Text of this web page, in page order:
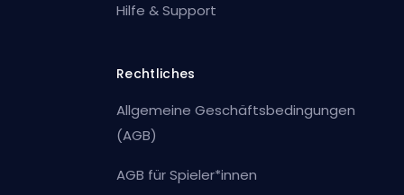
Hilfe & Support
Rechtliches
Allgemeine Geschäftsbedingungen
(AGB)
AGB für Spieler*innen